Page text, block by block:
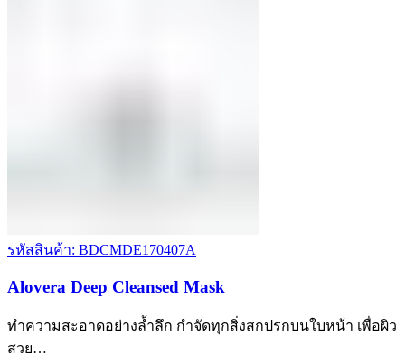
รหัสสินค้า: BDCMDE170407A
Alovera Deep Cleansed Mask
ทำความสะอาดอย่างล้ำลึก กำจัดทุกสิ่งสกปรกบนใบหน้า เพื่อผิว
สวย…